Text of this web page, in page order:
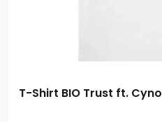
T-Shirt BIO Trust ft.